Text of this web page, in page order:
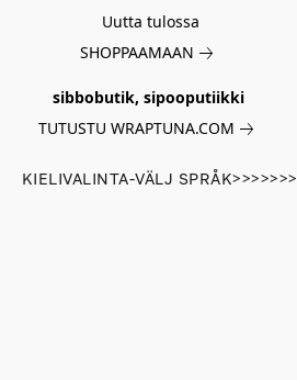
Uutta tulossa
SHOPPAAMAAN
sibbobutik, sipooputiikki
TUTUSTU WRAPTUNA.COM
KIELIVALINTA-VÄLJ SPRÅK>>>>>>>